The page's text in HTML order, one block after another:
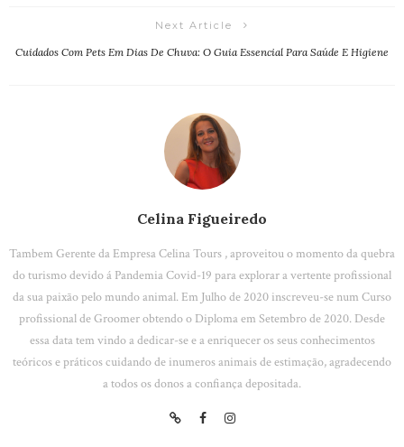
Next Article
Cuidados Com Pets Em Dias De Chuva: O Guia Essencial Para Saúde E Higiene
Celina Figueiredo
Tambem Gerente da Empresa Celina Tours , aproveitou o momento da quebra
do turismo devido á Pandemia Covid-19 para explorar a vertente profissional
da sua paixão pelo mundo animal. Em Julho de 2020 inscreveu-se num Curso
profissional de Groomer obtendo o Diploma em Setembro de 2020. Desde
essa data tem vindo a dedicar-se e a enriquecer os seus conhecimentos
teóricos e práticos cuidando de inumeros animais de estimação, agradecendo
a todos os donos a confiança depositada.